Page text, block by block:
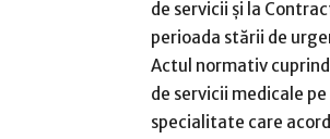
de servicii şi la
perioada stării de
Actul normativ
de servicii medicale
specialitate care